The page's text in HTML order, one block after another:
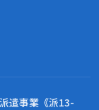
遣事業《派13-